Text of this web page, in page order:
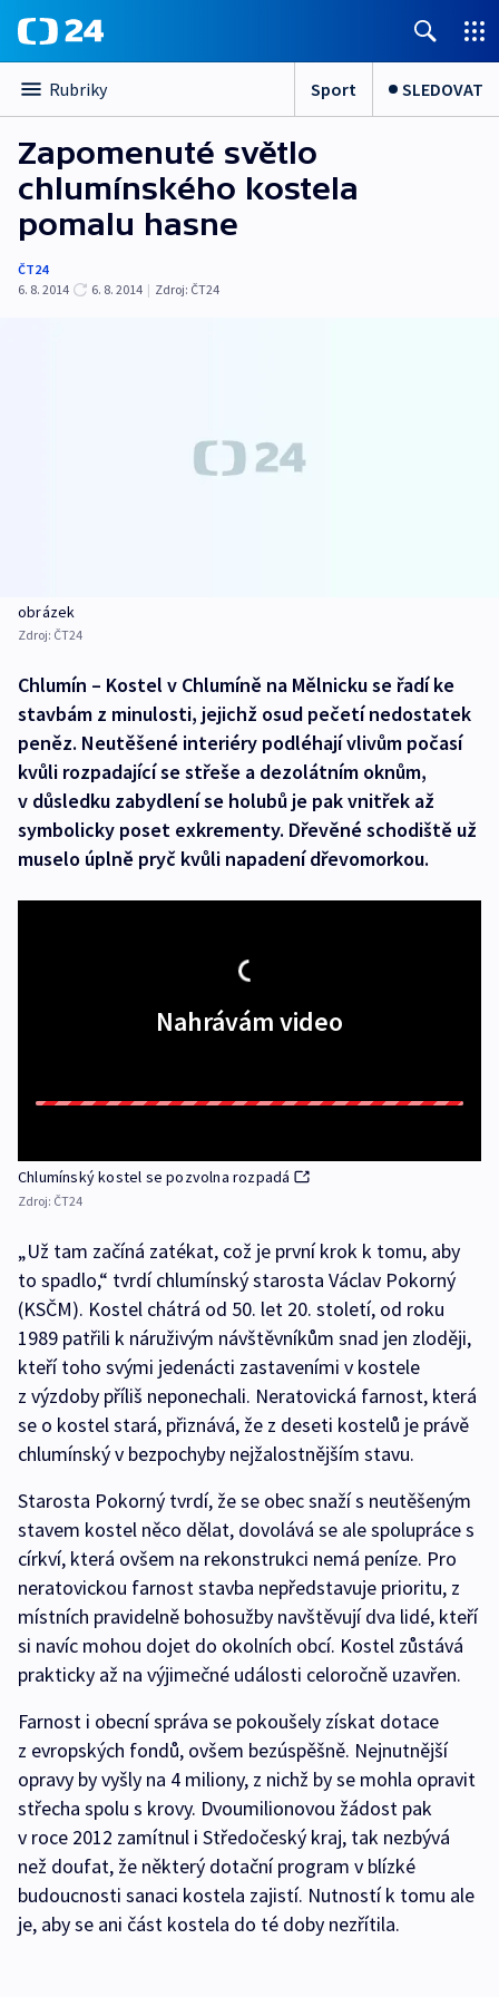
Rubriky Sport SLEDOVAT
Zapomenuté světlo
chlumínského kostela
pomalu hasne
ČT24
6. 8. 2014
6. 8. 2014 | Zdroj: ČT24
obrázek
Zdroj: ČT24
Chlumín – Kostel v Chlumíně na Mělnicku se řadí ke
stavbám z minulosti, jejichž osud pečetí nedostatek
peněz. Neutěšené interiéry podléhají vlivům počasí
kvůli rozpadající se střeše a dezolátním oknům,
v důsledku zabydlení se holubů je pak vnitřek až
symbolicky poset exkrementy. Dřevěné schodiště už
muselo úplně pryč kvůli napadení dřevomorkou.
Nahrávám video
Chlumínský kostel se pozvolna rozpadá
Zdroj: ČT24
„Už tam začíná zatékat, což je první krok k tomu, aby
to spadlo,“ tvrdí chlumínský starosta Václav Pokorný
(KSČM). Kostel chátrá od 50. let 20. století, od roku
1989 patřili k náruživým návštěvníkům snad jen zloději,
kteří toho svými jedenácti zastaveními v kostele
z výzdoby příliš neponechali. Neratovická farnost, která
se o kostel stará, přiznává, že z deseti kostelů je právě
chlumínský v bezpochyby nejžalostnějším stavu.
Starosta Pokorný tvrdí, že se obec snaží s neutěšeným
stavem kostel něco dělat, dovolává se ale spolupráce s
církví, která ovšem na rekonstrukci nemá peníze. Pro
neratovickou farnost stavba nepředstavuje prioritu, z
místních pravidelně bohosužby navštěvují dva lidé, kteří
si navíc mohou dojet do okolních obcí. Kostel zůstává
prakticky až na výjimečné události celoročně uzavřen.
Farnost i obecní správa se pokoušely získat dotace
z evropských fondů, ovšem bezúspěšně. Nejnutnější
opravy by vyšly na 4 miliony, z nichž by se mohla opravit
střecha spolu s krovy. Dvoumilionovou žádost pak
v roce 2012 zamítnul i Středočeský kraj, tak nezbývá
než doufat, že některý dotační program v blízké
budoucnosti sanaci kostela zajistí. Nutností k tomu ale
je, aby se ani část kostela do té doby nezřítila.